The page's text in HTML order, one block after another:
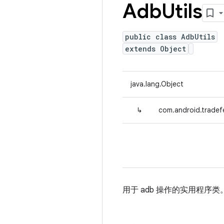
AdbUtils
public class AdbUtils
extends Object
java.lang.Object
↳
用于 adb 操作的实用程序类。